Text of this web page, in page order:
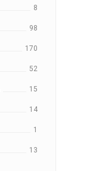
8
98
170
52
15
14
1
13